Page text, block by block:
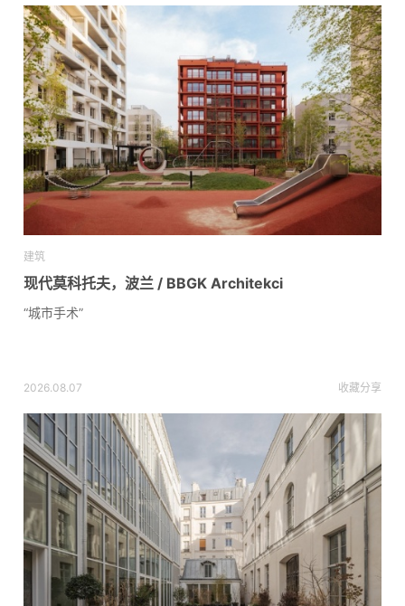
建筑
现代莫科托夫，波兰 / BBGK Architekci
“城市手术”
2026.08.07 收藏分享